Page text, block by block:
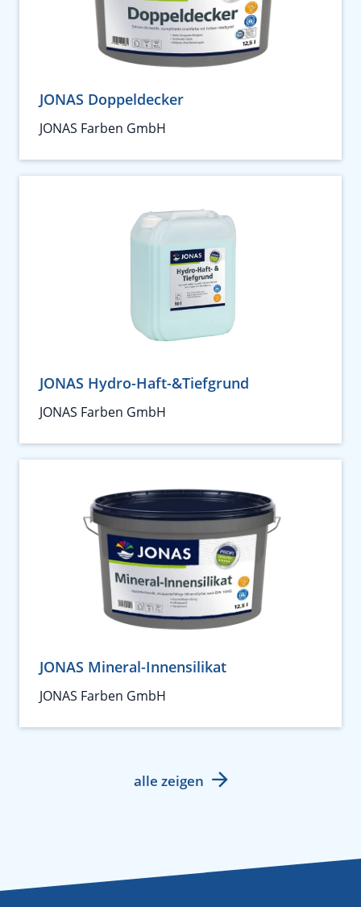
JONAS Doppeldecker
JONAS Farben GmbH
JONAS Hydro-Haft-&Tiefgrund
JONAS Farben GmbH
JONAS Mineral-Innensilikat
JONAS Farben GmbH
alle zeigen